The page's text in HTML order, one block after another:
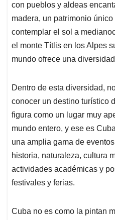
con pueblos y aldeas
madera, un patrimonio
contemplar el sol a
el monte Títlis en los Alpes
mundo ofrece una
Dentro de esta diversidad,
conocer un destino turístico
figura como un lugar muy
mundo entero, y ese es
una amplia gama de
historia, naturaleza, cultura
actividades académicas y
festivales y ferias.
Cuba no es como la pintan